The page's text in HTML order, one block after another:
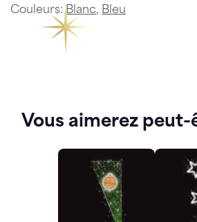
Couleurs:Blanc, Bleu
Vous aimerez